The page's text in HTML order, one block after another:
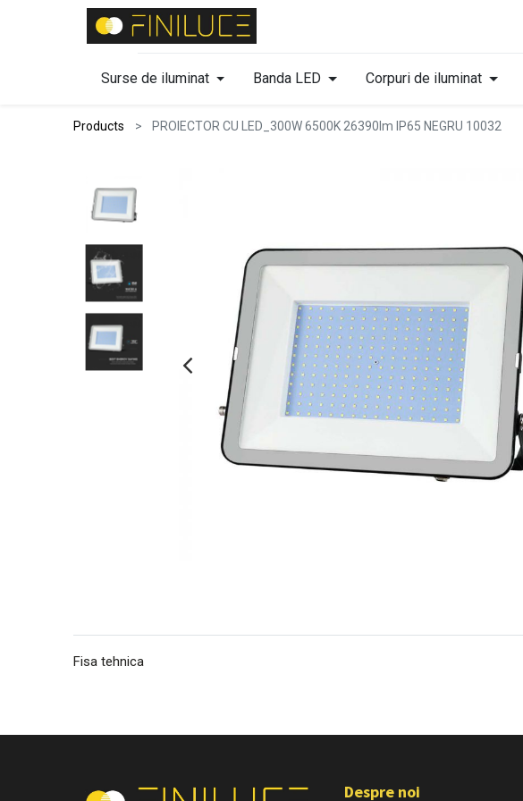
Surse de iluminat Banda LED Corpuri de iluminat
Products PROIECTOR CU LED_300W 6500K 26390lm IP65 NEGRU 10032
Fisa tehnica
Despre noi